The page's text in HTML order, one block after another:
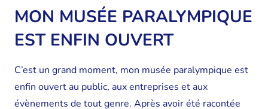
MON MUSÉE PARALYMPIQUE
EST ENFIN OUVERT
C’est un grand moment, mon musée paralympique est
enfin ouvert au public, aux entreprises et aux
évènements de tout genre. Après avoir été racontée